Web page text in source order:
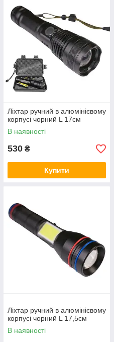
Ліхтар ручний в алюмінієвому
корпусі чорний L 17см
В наявності
530 ₴
Купити
Ліхтар ручний в алюмінієвому
корпусі чорний L 17,5см
В наявності